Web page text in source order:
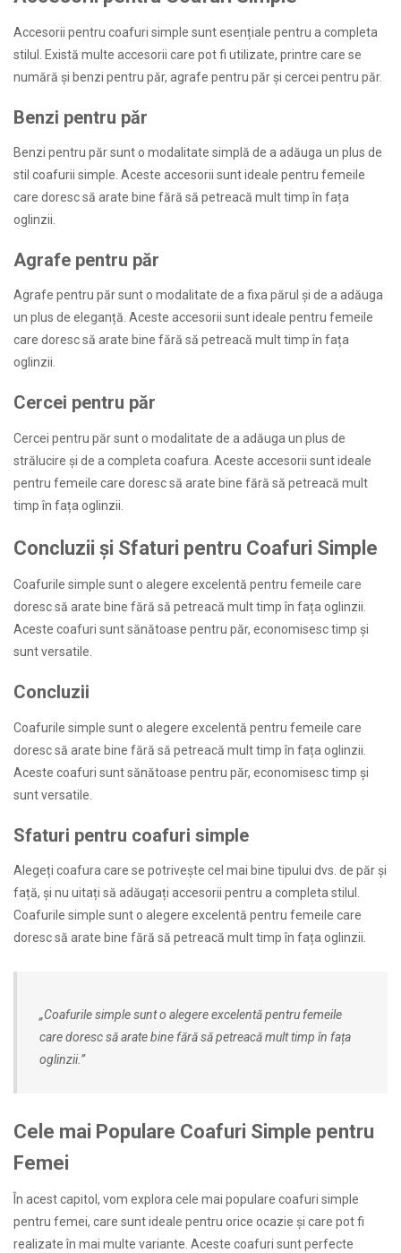
Accesorii pentru coafuri simple sunt esențiale pentru a completa
stilul. Există multe accesorii care pot fi utilizate, printre care se
numără și benzi pentru păr, agrafe pentru păr și cercei pentru păr.
Benzi pentru păr
Benzi pentru păr sunt o modalitate simplă de a adăuga un plus de
stil coafurii simple. Aceste accesorii sunt ideale pentru femeile
care doresc să arate bine fără să petreacă mult timp în fața
oglinzii.
Agrafe pentru păr
Agrafe pentru păr sunt o modalitate de a fixa părul și de a adăuga
un plus de eleganță. Aceste accesorii sunt ideale pentru femeile
care doresc să arate bine fără să petreacă mult timp în fața
oglinzii.
Cercei pentru păr
Cercei pentru păr sunt o modalitate de a adăuga un plus de
strălucire și de a completa coafura. Aceste accesorii sunt ideale
pentru femeile care doresc să arate bine fără să petreacă mult
timp în fața oglinzii.
Concluzii și Sfaturi pentru Coafuri Simple
Coafurile simple sunt o alegere excelentă pentru femeile care
doresc să arate bine fără să petreacă mult timp în fața oglinzii.
Aceste coafuri sunt sănătoase pentru păr, economisesc timp și
sunt versatile.
Concluzii
Coafurile simple sunt o alegere excelentă pentru femeile care
doresc să arate bine fără să petreacă mult timp în fața oglinzii.
Aceste coafuri sunt sănătoase pentru păr, economisesc timp și
sunt versatile.
Sfaturi pentru coafuri simple
Alegeți coafura care se potrivește cel mai bine tipului dvs. de păr și
față, și nu uitați să adăugați accesorii pentru a completa stilul.
Coafurile simple sunt o alegere excelentă pentru femeile care
doresc să arate bine fără să petreacă mult timp în fața oglinzii.
„Coafurile simple sunt o alegere excelentă pentru femeile
care doresc să arate bine fără să petreacă mult timp în fața
oglinzii.”
Cele mai Populare Coafuri Simple pentru
Femei
În acest capitol, vom explora cele mai populare coafuri simple
pentru femei, care sunt ideale pentru orice ocazie și care pot fi
realizate în mai multe variante. Aceste coafuri sunt perfecte